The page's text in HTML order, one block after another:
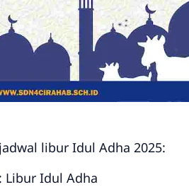
libur Idul Adha 2025:
: Libur Idul Adha